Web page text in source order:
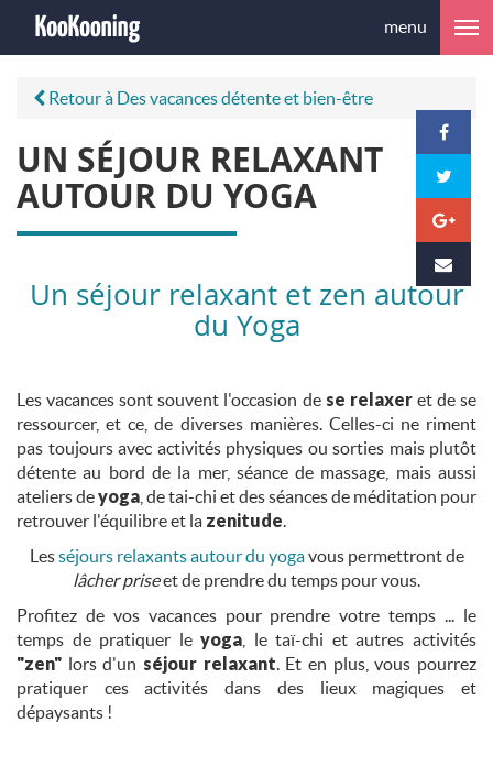
menu
Retour à Des vacances détente et bien-être
UN SÉJOUR RELAXANT
AUTOUR DU YOGA
Un séjour relaxant et zen autour
du Yoga
Les vacances sont souvent l'occasion de se relaxeret de se
ressourcer, et ce, de diverses manières. Celles-ci ne riment
pas toujours avec activités physiques ou sorties mais plutôt
détente au bord de la mer, séance de massage, mais aussi
ateliers deyoga , de tai-chi et des séances de méditation pour
retrouver l'équilibre et la zenitude.
Lesséjours relaxants autour du yogavous permettront de
lâcher priseet de prendre du temps pour vous.
Profitez de vos vacances pour prendre votre temps ... le
temps de pratiquer leyoga , le taï-chi et autres activités
"zen" lors d'un séjour relaxant. Et en plus, vous pourrez
pratiquer ces activités dans des lieux magiques et
dépaysants !